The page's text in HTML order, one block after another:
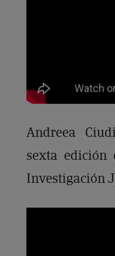
Andreea
sexta
Investigación